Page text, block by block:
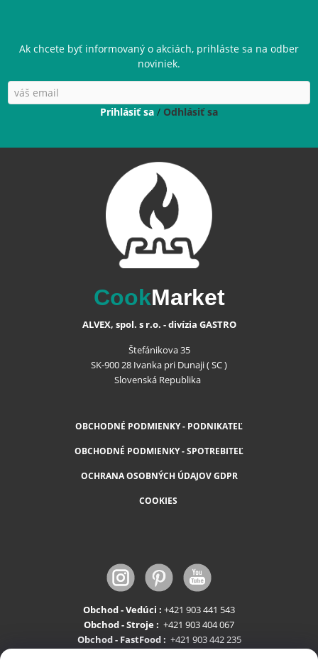
Ak chcete byť informovaný o akciách, prihláste sa na odber
noviniek.
Prihlásiť sa / Odhlásiť sa
CookMarket
ALVEX, spol. s r.o. - divízia GASTRO
Štefánikova 35
SK-900 28 Ivanka pri Dunaji ( SC )
Slovenská Republika
OBCHODNÉ PODMIENKY - PODNIKATEĽ
OBCHODNÉ PODMIENKY - SPOTREBITEĽ
OCHRANA OSOBNÝCH ÚDAJOV GDPR
COOKIES
Obchod - Vedúci : +421 903 441 543
Obchod - Stroje : +421 903 404 067
Obchod - FastFood : +421 903 442 235